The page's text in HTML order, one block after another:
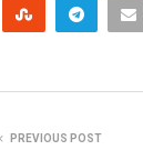
PREVIOUS POST